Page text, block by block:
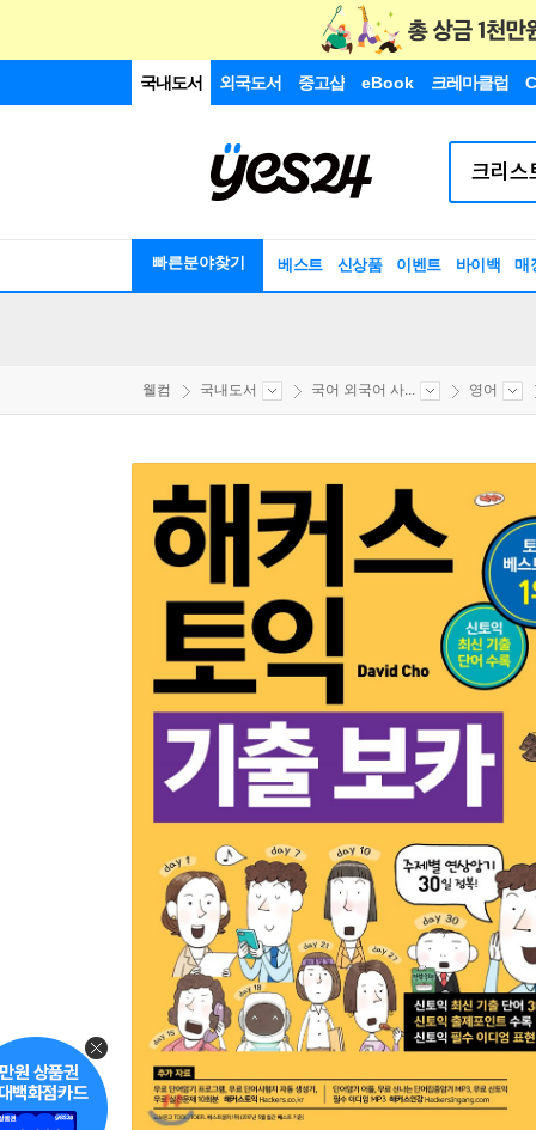
국내도서 외국도서 중고샵 eBook 크레마클럽
빠른분야찾기 베스트 신상품 이벤트 바이백 매
웰컴 국내도서 국어 외국어 사... 영어